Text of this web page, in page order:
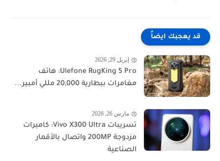
قد يعجبك ايضاً
إبريل 29, 2026
Ulefone RugKing 5 Pro: هاتف
مغامرات ببطارية 20,000 مللي أمبير...
مارس 26, 2026
تسريبات Vivo X300 Ultra: كاميرات
مزدوجة 200MP واتصال بالأقمار
الصناعية